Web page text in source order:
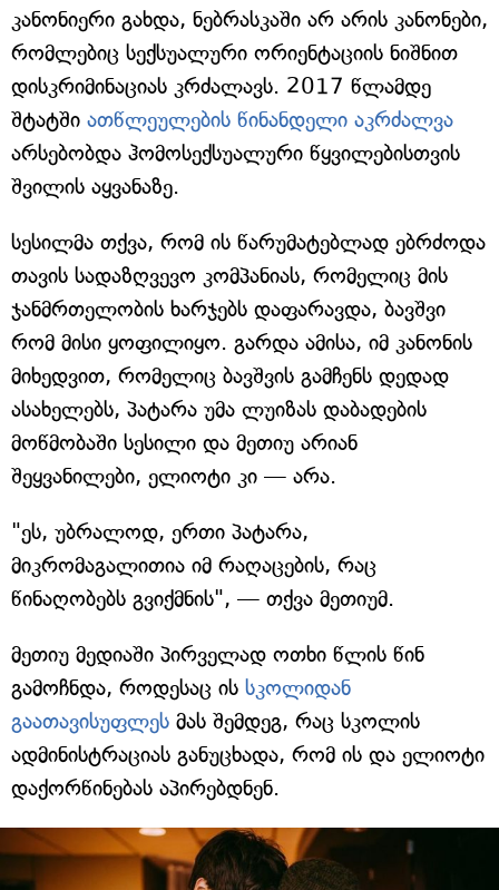
კანონიერი გახდა, ნებრასკაში არ არის კანონები,
რომლებიც სექსუალური ორიენტაციის ნიშნით
დისკრიმინაციას კრძალავს. 2017 წლამდე
შტატში ათწლეულების წინანდელი აკრძალვა
არსებობდა ჰომოსექსუალური წყვილებისთვის
შვილის აყვანაზე.
სესილმა თქვა, რომ ის წარუმატებლად ებრძოდა
თავის სადაზღვევო კომპანიას, რომელიც მის
ჯანმრთელობის ხარჯებს დაფარავდა, ბავშვი
რომ მისი ყოფილიყო. გარდა ამისა, იმ კანონის
მიხედვით, რომელიც ბავშვის გამჩენს დედად
ასახელებს, პატარა უმა ლუიზას დაბადების
მოწმობაში სესილი და მეთიუ არიან
შეყვანილები, ელიოტი კი — არა.
"ეს, უბრალოდ, ერთი პატარა,
მიკრომაგალითია იმ რაღაცების, რაც
წინაღობებს გვიქმნის", — თქვა მეთიუმ.
მეთიუ მედიაში პირველად ოთხი წლის წინ
გამოჩნდა, როდესაც ის სკოლიდან
გაათავისუფლეს მას შემდეგ, რაც სკოლის
ადმინისტრაციას განუცხადა, რომ ის და ელიოტი
დაქორწინებას აპირებდნენ.